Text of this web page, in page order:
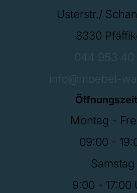
Usterstr./
8330
044 953 40
info@moebel-
Montag -
09:00 -
Samstag
9:00 - 17:00